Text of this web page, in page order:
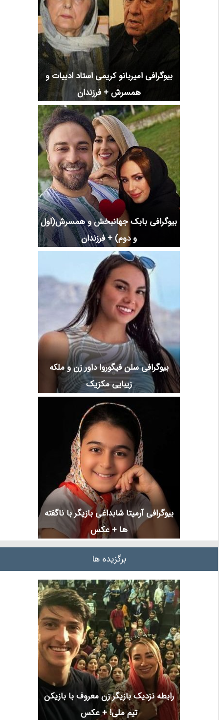
بیوگرافی امیربانو کریمی استاد ادبیات و
همسرش + فرزندان
بیوگرافی بابک جهانبخش و همسرش(اول
و دوم) + فرزندان
بیوگرافی سلن فیگوروا داور زن و ملکه
زیبایی مکزیک
بیوگرافی آرمیتا شابداغی بازیگر با ناگفته
ها + عکس
برگزیده ها
رابطه نزدیک بازیگر زن معروف با بازیکن
تیم ملی! + عکس